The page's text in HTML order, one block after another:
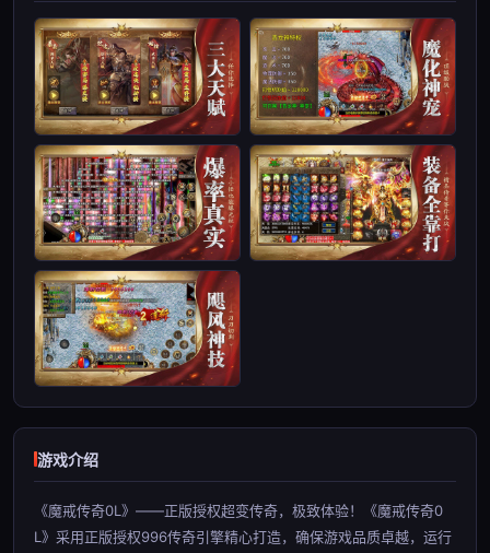
游戏介绍
《魔戒传奇0L》——正版授权超变传奇，极致体验！《魔戒传奇0
L》采用正版授权996传奇引擎精心打造，确保游戏品质卓越，运行